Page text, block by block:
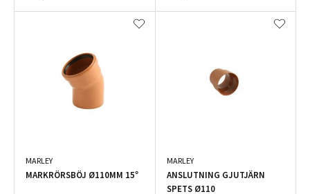
MARLEY
MARKRÖRSBÖJ Ø110MM 15°
MARLEY
ANSLUTNING GJUTJÄRN
SPETS Ø110